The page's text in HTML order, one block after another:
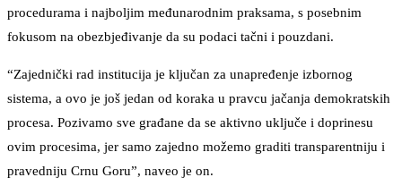
procedurama i najboljim međunarodnim praksama, s posebnim
fokusom na obezbjeđivanje da su podaci tačni i pouzdani.
“Zajednički rad institucija je ključan za unapređenje izbornog
sistema, a ovo je još jedan od koraka u pravcu jačanja demokratskih
procesa. Pozivamo sve građane da se aktivno uključe i doprinesu
ovim procesima, jer samo zajedno možemo graditi transparentniju i
pravedniju Crnu Goru”, naveo je on.